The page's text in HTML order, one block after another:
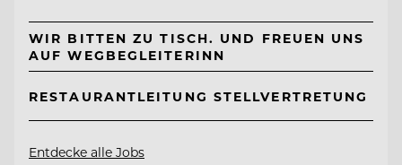
WIR BITTEN ZU TISCH. UND FREUEN UNS
AUF WEGBEGLEITERINN
RESTAURANTLEITUNG STELLVERTRETUNG
Entdecke alle Jobs